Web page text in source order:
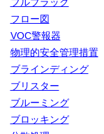
フロー図
VOC警報器
物理的安全管理措置
ブラインディング
ブリスター
ブルーミング
ブロッキング